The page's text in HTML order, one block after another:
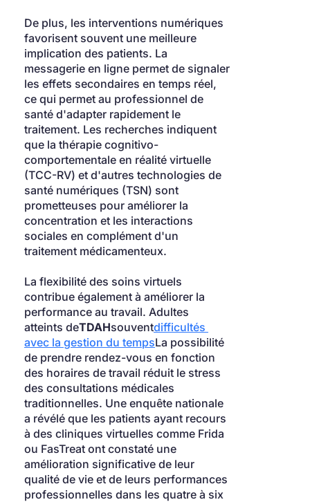
De plus, les interventions numériques
favorisent souvent une meilleure
implication des patients. La
messagerie en ligne permet de signaler
les effets secondaires en temps réel,
ce qui permet au professionnel de
santé d'adapter rapidement le
traitement. Les recherches indiquent
que la thérapie cognitivo-
comportementale en réalité virtuelle
(TCC-RV) et d'autres technologies de
santé numériques (TSN) sont
prometteuses pour améliorer la
concentration et les interactions
sociales en complément d'un
traitement médicamenteux.
La flexibilité des soins virtuels
contribue également à améliorer la
performance au travail. Adultes
atteints deTDAHsouventdifficultés
avec la gestion du tempsLa possibilité
de prendre rendez-vous en fonction
des horaires de travail réduit le stress
des consultations médicales
traditionnelles. Une enquête nationale
a révélé que les patients ayant recours
à des cliniques virtuelles comme Frida
ou FasTreat ont constaté une
amélioration significative de leur
qualité de vie et de leurs performances
professionnelles dans les quatre à six